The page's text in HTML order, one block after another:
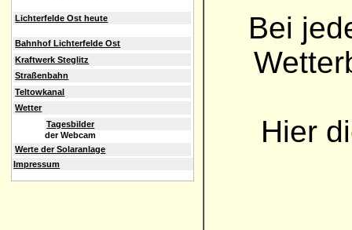
Bei
Hier
Lichterfelde Ost heute
Bahnhof Lichterfelde Ost
Kraftwerk Steglitz
Straßenbahn
Teltowkanal
Wetter
Tagesbilder
der Webcam
Werte der Solaranlage
Impressum